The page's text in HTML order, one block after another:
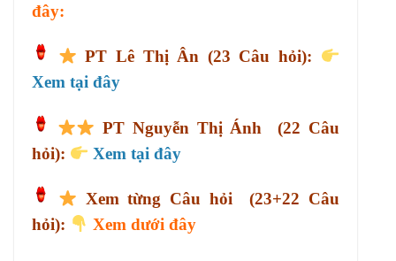
đây:
PTLê Thị Ân (23 Câu hỏi):
Xem tại đây
PT Nguyễn Thị Ánh
(22 Câu
hỏi):
Xem tại đây
Xem từng Câu hỏi
(23+22 Câu
hỏi):
Xem dưới đây